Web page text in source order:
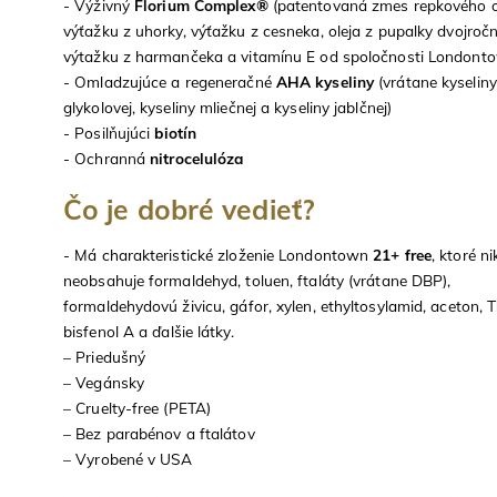
- Výživný Florium Complex®(patentovaná zmes repkového
výťažku z uhorky, výťažku z cesneka, oleja z pupalky
výtažku z harmančeka a vitamínu E od spoločnosti
- Omladzujúce a regeneračnéAHA kyseliny(vrátane kyseliny
glykolovej, kyseliny mliečnej a kyseliny jablčnej)
- Posilňujúci biotín
- Ochrannánitrocelulóza
Čo je dobré vedieť?
- Má charakteristické zloženie Londontown 21+ free, ktoré
neobsahuje formaldehyd, toluen, ftaláty (vrátane DBP),
formaldehydovú živicu, gáfor, xylen, ethyltosylamid, aceton,
bisfenol A a ďalšie látky.
– Priedušný
– Vegánsky
– Cruelty-free (PETA)
– Bez parabénov a ftalátov
– Vyrobené v USA